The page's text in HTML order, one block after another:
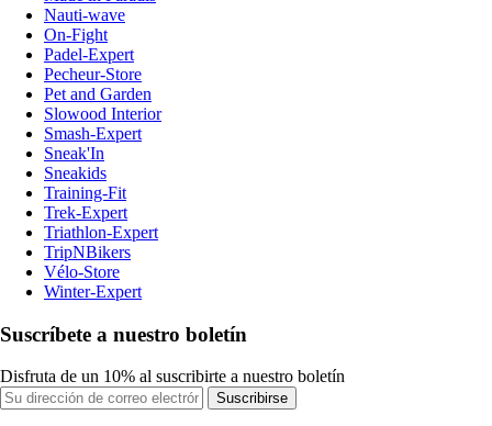
Nauti-wave
On-Fight
Padel-Expert
Pecheur-Store
Pet and Garden
Slowood Interior
Smash-Expert
Sneak'In
Sneakids
Training-Fit
Trek-Expert
Triathlon-Expert
TripNBikers
Vélo-Store
Winter-Expert
Suscríbete a nuestro boletín
Disfruta de un 10% al suscribirte a nuestro boletín
Suscribirse